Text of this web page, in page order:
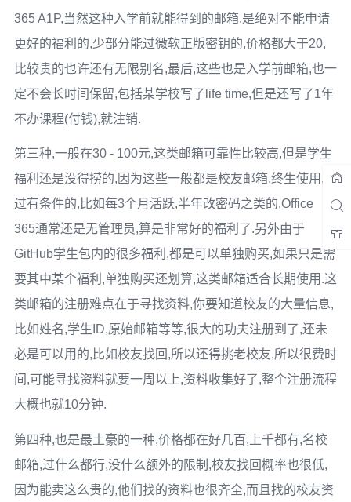
365 A1P,当然这种入学前就能得到的邮箱,是绝对不能申请
更好的福利的,少部分能过微软正版密钥的,价格都大于20,
比较贵的也许还有无限别名,最后,这些也是入学前邮箱,也一
定不会长时间保留,包括某学校写了life time,但是还写了1年
不办课程(付钱),就注销.
第三种,一般在30 - 100元,这类邮箱可靠性比较高,但是学生
福利还是没得捞的,因为这些一般都是校友邮箱,终生使用,不
过有条件的,比如每3个月活跃,半年改密码之类的,Office
365通常还是无管理员,算是非常好的福利了.另外由于
GitHub学生包内的很多福利,都是可以单独购买,如果只是需
要其中某个福利,单独购买还划算,这类邮箱适合长期使用.这
类邮箱的注册难点在于寻找资料,你要知道校友的大量信息,
比如姓名,学生ID,原始邮箱等等,很大的功夫注册到了,还未
必是可以用的,比如校友找回,所以还得挑老校友,所以很费时
间,可能寻找资料就要一周以上,资料收集好了,整个注册流程
大概也就10分钟.
第四种,也是最土豪的一种,价格都在好几百,上千都有,名校
邮箱,过什么都行,没什么额外的限制,校友找回概率也很低,
因为能卖这么贵的,他们找的资料也很齐全,而且找的校友资